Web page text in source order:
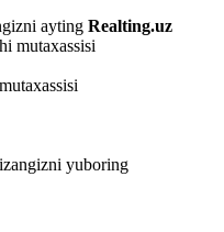
ayting Realting.uz
yuboring